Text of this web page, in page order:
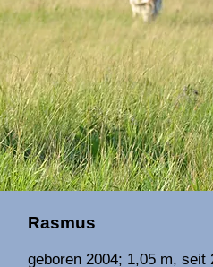
Rasmus
geboren 2004; 1,05 m, seit